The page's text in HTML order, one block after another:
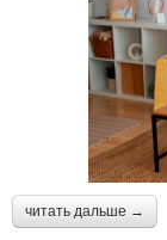
читать дальше →